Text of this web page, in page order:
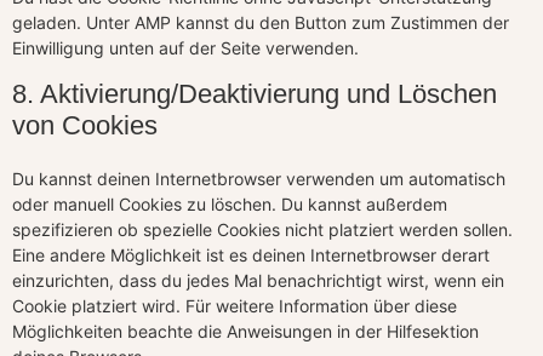
geladen. Unter AMP kannst du den Button zum Zustimmen der
Einwilligung unten auf der Seite verwenden.
8. Aktivierung/Deaktivierung und Löschen
von Cookies
Du kannst deinen Internetbrowser verwenden um automatisch
oder manuell Cookies zu löschen. Du kannst außerdem
spezifizieren ob spezielle Cookies nicht platziert werden sollen.
Eine andere Möglichkeit ist es deinen Internetbrowser derart
einzurichten, dass du jedes Mal benachrichtigt wirst, wenn ein
Cookie platziert wird. Für weitere Information über diese
Möglichkeiten beachte die Anweisungen in der Hilfesektion